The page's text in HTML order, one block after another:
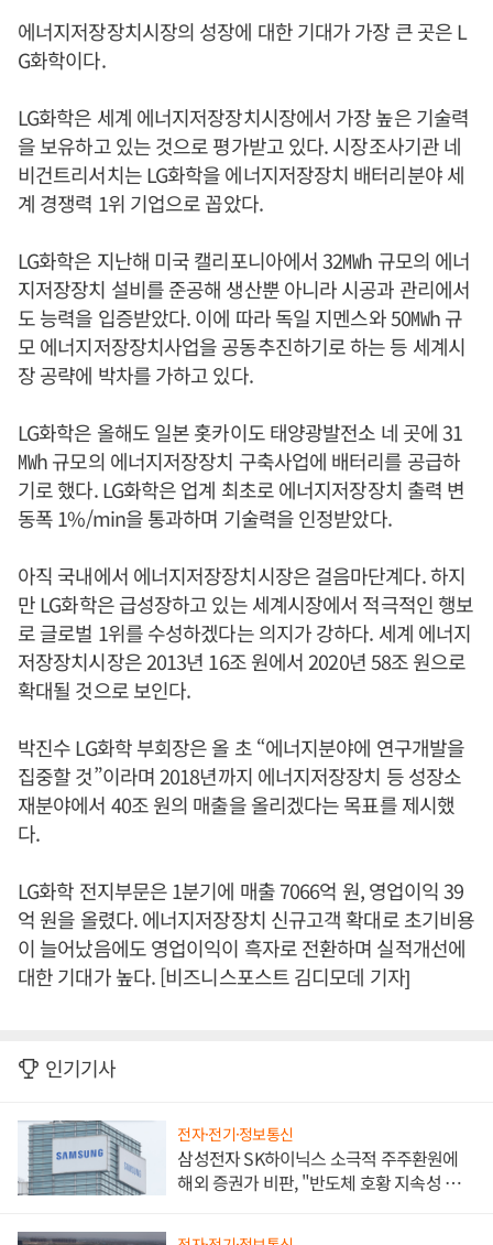
에너지저장장치시장의 성장에 대한 기대가 가장 큰 곳은 L
G화학이다.
LG화학은 세계 에너지저장장치시장에서 가장 높은 기술력
을 보유하고 있는 것으로 평가받고 있다. 시장조사기관 네
비건트리서치는 LG화학을 에너지저장장치 배터리분야 세
계 경쟁력 1위 기업으로 꼽았다.
LG화학은 지난해 미국 캘리포니아에서 32㎿h 규모의 에너
지저장장치 설비를 준공해 생산뿐 아니라 시공과 관리에서
도 능력을 입증받았다. 이에 따라 독일 지멘스와 50㎿h 규
모 에너지저장장치사업을 공동추진하기로 하는 등 세계시
장 공략에 박차를 가하고 있다.
LG화학은 올해도 일본 홋카이도 태양광발전소 네 곳에 31
㎿h 규모의 에너지저장장치 구축사업에 배터리를 공급하
기로 했다. LG화학은 업계 최초로 에너지저장장치 출력 변
동폭 1%/min을 통과하며 기술력을 인정받았다.
아직 국내에서 에너지저장장치시장은 걸음마단계다. 하지
만 LG화학은 급성장하고 있는 세계시장에서 적극적인 행보
로 글로벌 1위를 수성하겠다는 의지가 강하다. 세계 에너지
저장장치시장은 2013년 16조 원에서 2020년 58조 원으로
확대될 것으로 보인다.
박진수 LG화학 부회장은 올 초 “에너지분야에 연구개발을
집중할 것”이라며 2018년까지 에너지저장장치 등 성장소
재분야에서 40조 원의 매출을 올리겠다는 목표를 제시했
다.
LG화학 전지부문은 1분기에 매출 7066억 원, 영업이익 39
억 원을 올렸다. 에너지저장장치 신규고객 확대로 초기비용
이 늘어났음에도 영업이익이 흑자로 전환하며 실적개선에
대한 기대가 높다. [비즈니스포스트 김디모데 기자]
인기기사
전자·전기·정보통신
삼성전자 SK하이닉스 소극적 주주환원에
해외 증권가 비판, "반도체 호황 지속성 의